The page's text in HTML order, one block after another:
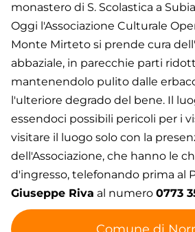
monastero di S. Scolastica a
Oggi l'Associazione Culturale
Monte Mirteto si prende cura
abbaziale, in parecchie parti
mantenendolo pulito dalle
l'ulteriore degrado del bene. Il
essendoci possibili pericoli per i
visitare il luogo solo con la
dell'Associazione, che hanno le
d'ingresso, telefonando prima al
Giuseppe Riva al numero 0773